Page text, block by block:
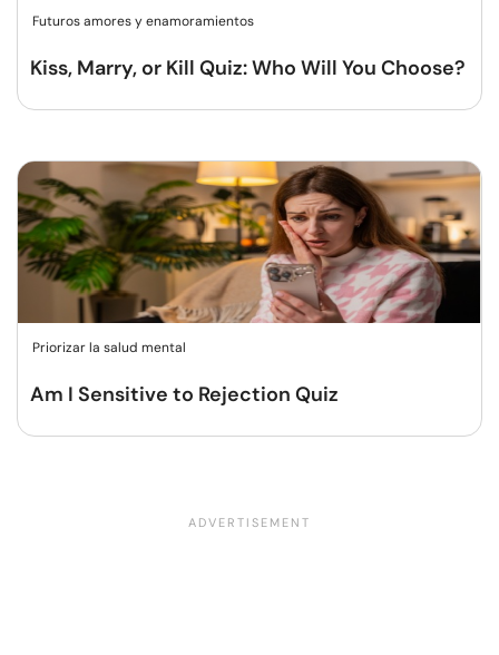
Futuros amores y enamoramientos
Kiss, Marry, or Kill Quiz: Who Will You Choose?
Priorizar la salud mental
Am I Sensitive to Rejection Quiz